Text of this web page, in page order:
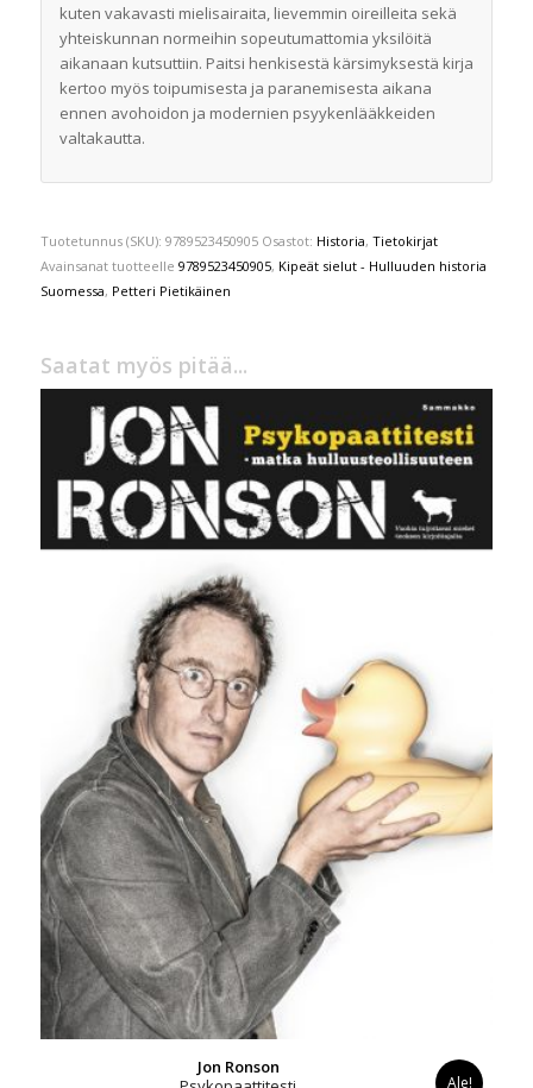
kuten vakavasti mielisairaita, lievemmin oireilleita sekä
yhteiskunnan normeihin sopeutumattomia yksilöitä
aikanaan kutsuttiin. Paitsi henkisestä kärsimyksestä kirja
kertoo myös toipumisesta ja paranemisesta aikana
ennen avohoidon ja modernien psyykenlääkkeiden
valtakautta.
Tuotetunnus (SKU): 9789523450905 Osastot: Historia, Tietokirjat
Avainsanat tuotteelle 9789523450905, Kipeät sielut - Hulluuden historia
Suomessa, Petteri Pietikäinen
Saatat myös pitää...
Jon Ronson
Ale!